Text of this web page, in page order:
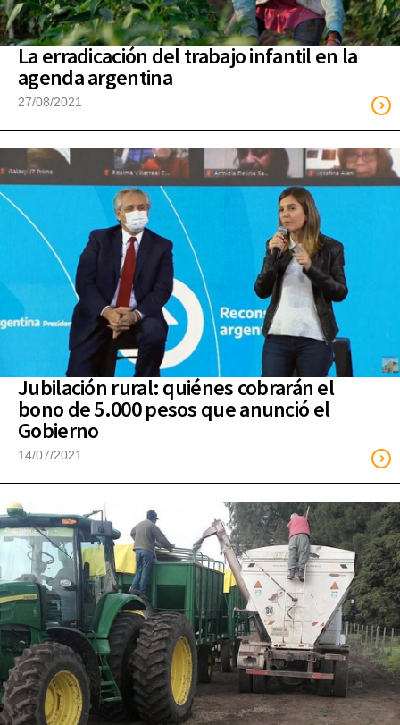
La erradicación del trabajo infantil en la
agenda argentina
27/08/2021
Jubilación rural: quiénes cobrarán el
bono de 5.000 pesos que anunció el
Gobierno
14/07/2021